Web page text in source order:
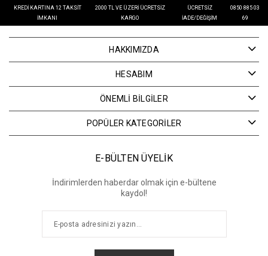
KREDI KARTINA 12 TAKSIT
İMKANI
2000 TL VE ÜZERI ÜCRETSIZ
KARGO
ÜCRETSIZ
İADE/DEĞIŞIM
0850 885 03
69
HAKKIMIZDA
HESABIM
ÖNEMLİ BİLGİLER
POPÜLER KATEGORİLER
E-BÜLTEN ÜYELİK
İndirimlerden haberdar olmak için e-bültene
kaydol!